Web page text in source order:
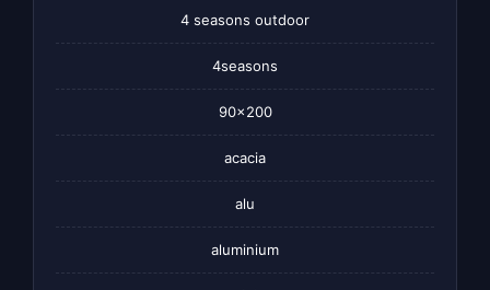
4 seasons outdoor
4seasons
90×200
acacia
alu
aluminium